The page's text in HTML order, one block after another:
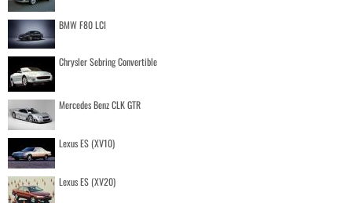
BMW F80 LCI
Chrysler Sebring Convertible
Mercedes Benz CLK GTR
Lexus ES (XV10)
Lexus ES (XV20)